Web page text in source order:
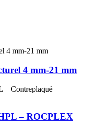
4 mm-21 mm
– ROCPLEX